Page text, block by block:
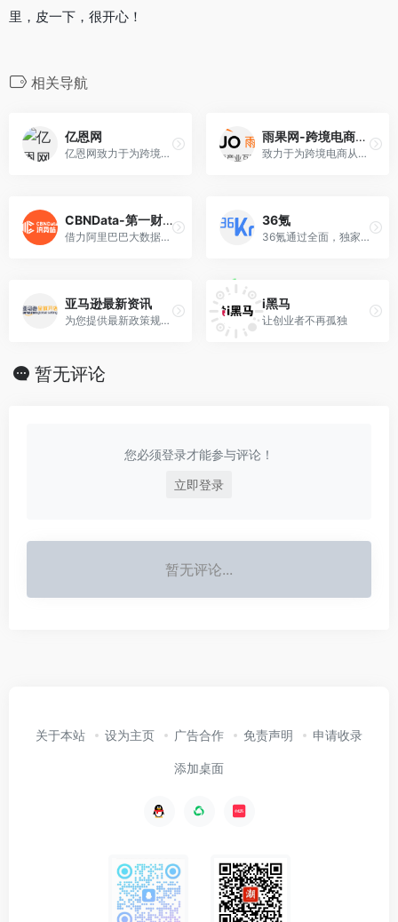
里，皮一下，很开心！
相关导航
亿恩网
亿恩网致力于为跨境电商行业提供全球跨境电商新闻资讯以及跨境独立站,亚马逊,eBay,Wish,速卖通平台运营营销干货和行业生态新闻的电子商务新媒体平台。
雨果网-跨境电商智能服务平台
致力于为跨境电商从业者提供跨境进出口、外贸、国内外财经政策等新闻资讯的跨境电商智能服务平台。
CBNData-第一财经商业数据中心
借力阿里巴巴大数据，整合中国最大的财经媒体集团（第一财经）优势资源，以商业数据研究报告、数据指数、定制化咨询等为核心产品，同时通过数据可视化新闻、活动、视频/直播等形式……
36氪
36氪通过全面，独家的视角为用户深度剖析最前沿的资讯，致力于让一部分人先看到未来，内容涵盖快讯，科技，金融，投资，房产，汽车，互联网，股市，教育，生活，职场等
亚马逊最新资讯
为您提供最新政策规则、开店服务动态 与全面官方资讯
i黑马
让创业者不再孤独
暂无评论
您必须登录才能参与评论！
立即登录
暂无评论...
关于本站 设为主页 广告合作 免责声明 申请收录
添加桌面